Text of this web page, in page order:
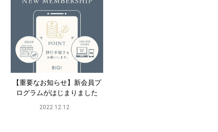
【重要なお知らせ】新会員プ
ログラムがはじまりました
2022.12.12